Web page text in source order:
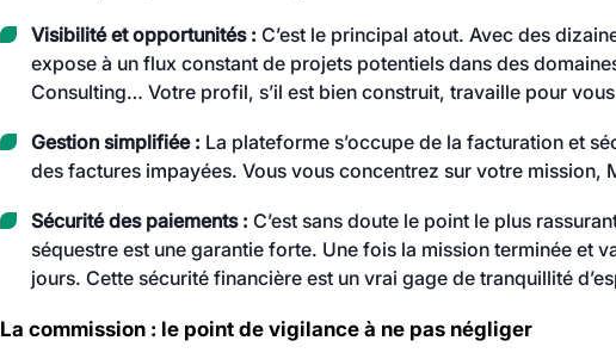
Visibilité et opportunités : C’est le principal atout. Avec des
expose à un flux constant de projets potentiels dans des
Consulting… Votre profil, s’il est bien construit, travaille pour
Gestion simplifiée : La plateforme s’occupe de la facturation et
des factures impayées. Vous vous concentrez sur votre mission,
Sécurité des paiements : C’est sans doute le point le plus
séquestre est une garantie forte. Une fois la mission terminée et
jours. Cette sécurité financière est un vrai gage de tranquillité
La commission : le point de vigilance à ne pas négliger